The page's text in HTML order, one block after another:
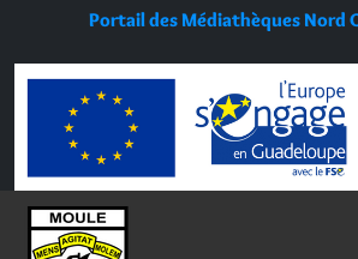
Portail des Médiathèques Nord